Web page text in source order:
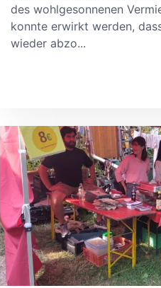
des wohlgesonnenen
konnte erwirkt werden,
wieder abzo...